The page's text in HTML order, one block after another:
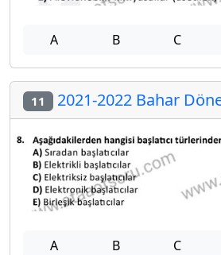
A B C
11 2021-2022 Bahar
A B C